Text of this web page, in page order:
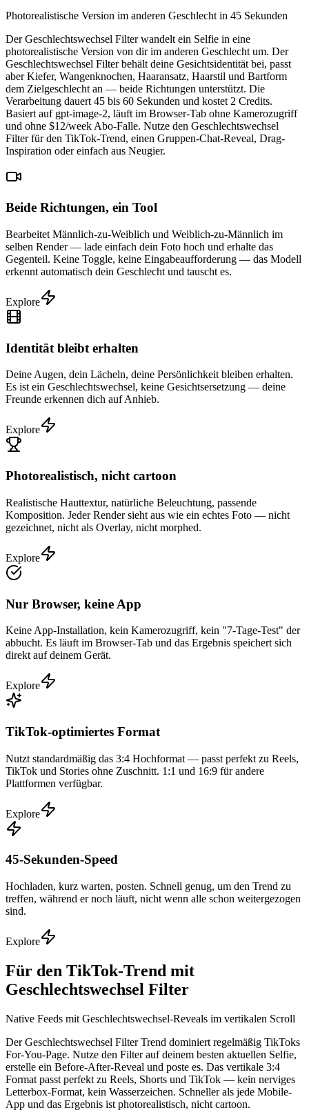
Photorealistische Version im anderen Geschlecht in 45 Sekunden
Der Geschlechtswechsel Filter wandelt ein Selfie in eine
photorealistische Version von dir im anderen Geschlecht um. Der
Geschlechtswechsel Filter behält deine Gesichtsidentität bei, passt
aber Kiefer, Wangenknochen, Haaransatz, Haarstil und Bartform
dem Zielgeschlecht an — beide Richtungen unterstützt. Die
Verarbeitung dauert 45 bis 60 Sekunden und kostet 2 Credits.
Basiert auf gpt-image-2, läuft im Browser-Tab ohne Kamerozugriff
und ohne $12/week Abo-Falle. Nutze den Geschlechtswechsel
Filter für den TikTok-Trend, einen Gruppen-Chat-Reveal, Drag-
Inspiration oder einfach aus Neugier.
Beide Richtungen, ein Tool
Bearbeitet Männlich-zu-Weiblich und Weiblich-zu-Männlich im
selben Render — lade einfach dein Foto hoch und erhalte das
Gegenteil. Keine Toggle, keine Eingabeaufforderung — das Modell
erkennt automatisch dein Geschlecht und tauscht es.
Explore
Identität bleibt erhalten
Deine Augen, dein Lächeln, deine Persönlichkeit bleiben erhalten.
Es ist ein Geschlechtswechsel, keine Gesichtsersetzung — deine
Freunde erkennen dich auf Anhieb.
Explore
Photorealistisch, nicht cartoon
Realistische Hauttextur, natürliche Beleuchtung, passende
Komposition. Jeder Render sieht aus wie ein echtes Foto — nicht
gezeichnet, nicht als Overlay, nicht morphed.
Explore
Nur Browser, keine App
Keine App-Installation, kein Kamerozugriff, kein "7-Tage-Test" der
abbucht. Es läuft im Browser-Tab und das Ergebnis speichert sich
direkt auf deinem Gerät.
Explore
TikTok-optimiertes Format
Nutzt standardmäßig das 3:4 Hochformat — passt perfekt zu Reels,
TikTok und Stories ohne Zuschnitt. 1:1 und 16:9 für andere
Plattformen verfügbar.
Explore
45-Sekunden-Speed
Hochladen, kurz warten, posten. Schnell genug, um den Trend zu
treffen, während er noch läuft, nicht wenn alle schon weitergezogen
sind.
Explore
Für den TikTok-Trend mit
Geschlechtswechsel Filter
Native Feeds mit Geschlechtswechsel-Reveals im vertikalen Scroll
Der Geschlechtswechsel Filter Trend dominiert regelmäßig TikToks
For-You-Page. Nutze den Filter auf deinem besten aktuellen Selfie,
erstelle ein Before-After-Reveal und poste es. Das vertikale 3:4
Format passt perfekt zu Reels, Shorts und TikTok — kein nerviges
Letterbox-Format, kein Wasserzeichen. Schneller als jede Mobile-
App und das Ergebnis ist photorealistisch, nicht cartoon.